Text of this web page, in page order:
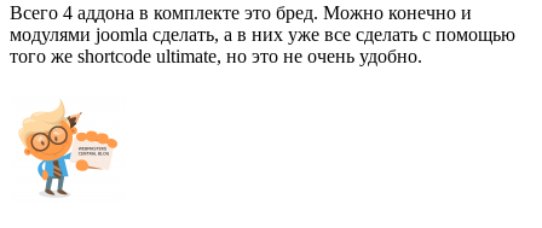
Всего 4 аддона в комплекте это бред. Можно конечно и
модулями joomla сделать, а в них уже все сделать с помощью
того же shortcode ultimate, но это не очень удобно.